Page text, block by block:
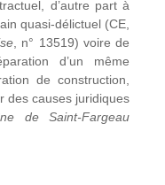
d’autre part à
quasi-délictuel (CE,
, n° 13519) voire de
d’un même
de construction,
des causes juridiques
de Saint-Fargeau